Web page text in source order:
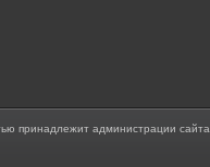
принадлежит администрации сайта.